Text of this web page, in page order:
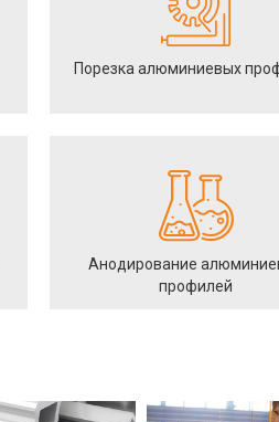
Порезка алюминиевых
Анодирование
профилей